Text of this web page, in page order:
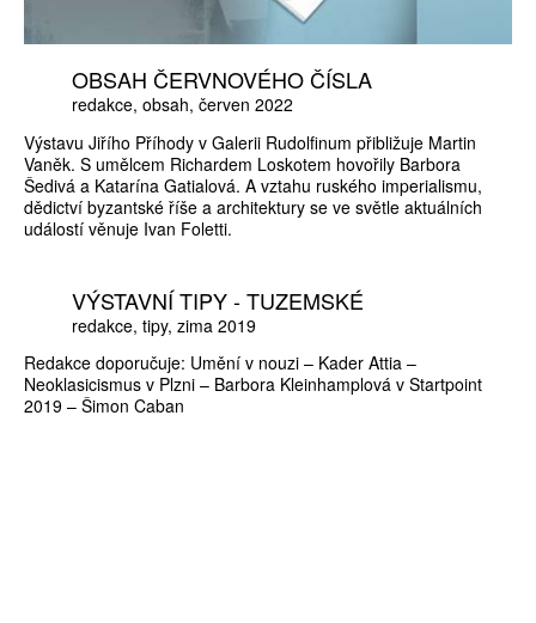
OBSAH ČERVNOVÉHO ČÍSLA
redakce obsah červen 2022
Výstavu Jiřího Příhody v Galerii Rudolfinum přibližuje Martin
Vaněk. S umělcem Richardem Loskotem hovořily Barbora
Šedivá a Katarína Gatialová. A vztahu ruského imperialismu,
dědictví byzantské říše a architektury se ve světle aktuálních
událostí věnuje Ivan Foletti.
VÝSTAVNÍ TIPY - TUZEMSKÉ
redakce tipy zima 2019
Redakce doporučuje: Umění v nouzi – Kader Attia –
Neoklasicismus v Plzni – Barbora Kleinhamplová v Startpoint
2019 – Šimon Caban